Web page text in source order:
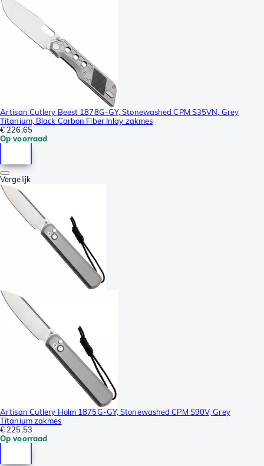
Artisan Cutlery Beest 1878G-GY, Stonewashed CPM S35VN, Grey
Titanium, Black Carbon Fiber Inlay zakmes
€ 226,65
Op voorraad
Vergelijk
Artisan Cutlery Holm 1875G-GY, Stonewashed CPM S90V, Grey
Titanium zakmes
€ 225,53
Op voorraad